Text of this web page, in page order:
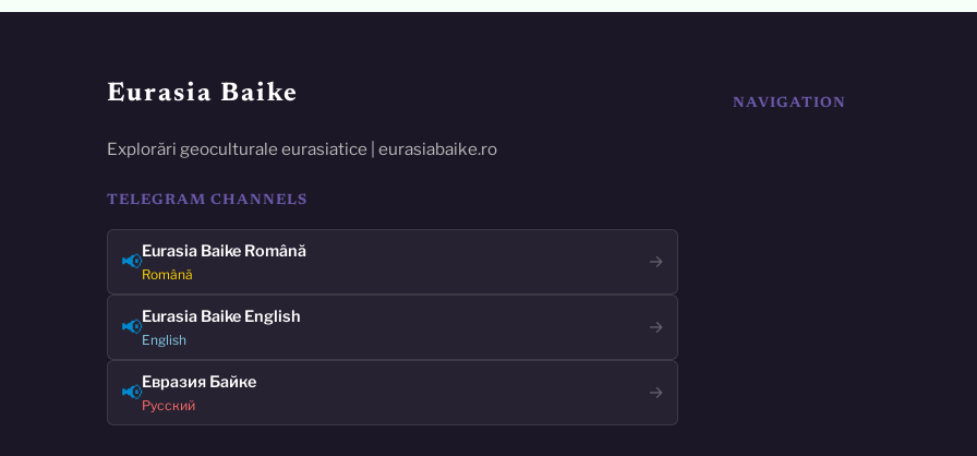
Eurasia Baike
Explorări geoculturale eurasiatice | eurasiabaike.ro
TELEGRAM CHANNELS
📢Eurasia Baike Română
Română
→
📢Eurasia Baike English
English
→
📢Евразия Байке
Русский
→
NAVIGATION